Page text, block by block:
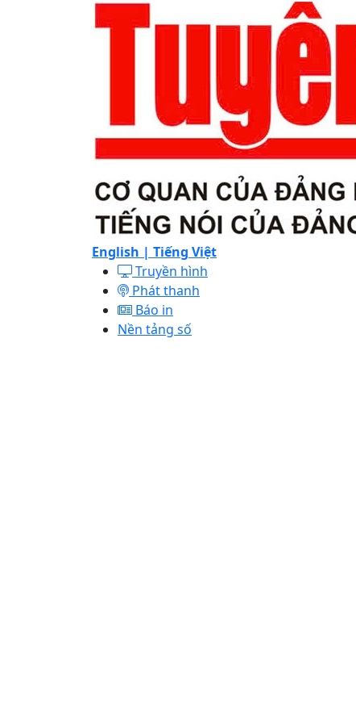
English | Tiếng Việt
Truyền hình
Phát thanh
Báo in
Nền tảng số